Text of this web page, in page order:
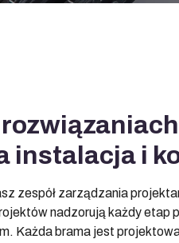
instalacja i
zespół zarządzania
nadzorują każdy etap
Każda brama jest